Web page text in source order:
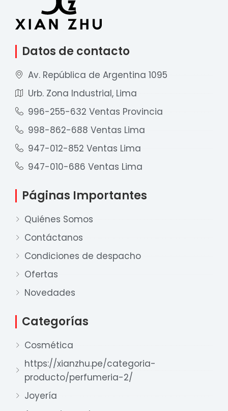
Datos de contacto
Av. República de Argentina 1095
Urb. Zona Industrial, Lima
996-255-632 Ventas Provincia
998-862-688 Ventas Lima
947-012-852 Ventas Lima
947-010-686 Ventas Lima
Páginas Importantes
Quiénes Somos
Contáctanos
Condiciones de despacho
Ofertas
Novedades
Categorías
Cosmética
https://xianzhu.pe/categoria-
producto/perfumeria-2/
Joyería
para responder a sus preguntas. ¡Lo
Disponible
Ventas Lima 1